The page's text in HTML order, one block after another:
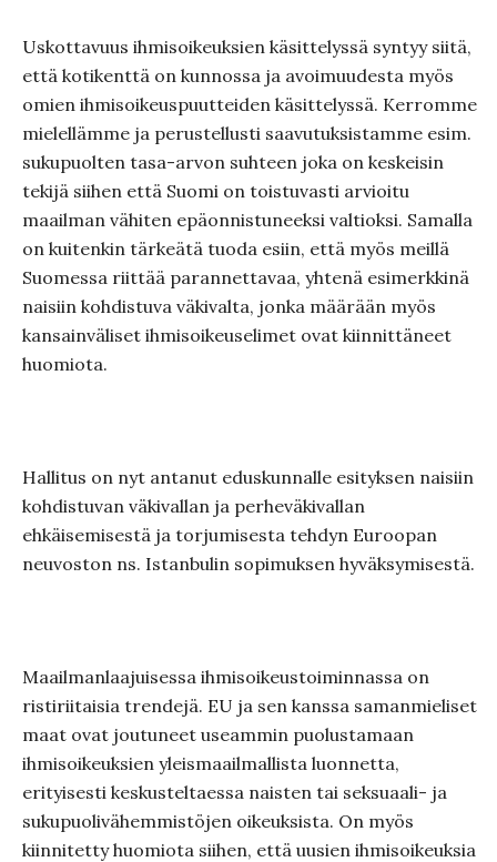
Uskottavuus ihmisoikeuksien käsittelyssä syntyy siitä,
että kotikenttä on kunnossa ja avoimuudesta myös
omien ihmisoikeuspuutteiden käsittelyssä. Kerromme
mielellämme ja perustellusti saavutuksistamme esim.
sukupuolten tasa-arvon suhteen joka on keskeisin
tekijä siihen että Suomi on toistuvasti arvioitu
maailman vähiten epäonnistuneeksi valtioksi. Samalla
on kuitenkin tärkeätä tuoda esiin, että myös meillä
Suomessa riittää parannettavaa, yhtenä esimerkkinä
naisiin kohdistuva väkivalta, jonka määrään myös
kansainväliset ihmisoikeuselimet ovat kiinnittäneet
huomiota.
Hallitus on nyt antanut eduskunnalle esityksen naisiin
kohdistuvan väkivallan ja perheväkivallan
ehkäisemisestä ja torjumisesta tehdyn Euroopan
neuvoston ns. Istanbulin sopimuksen hyväksymisestä.
Maailmanlaajuisessa ihmisoikeustoiminnassa on
ristiriitaisia trendejä. EU ja sen kanssa samanmieliset
maat ovat joutuneet useammin puolustamaan
ihmisoikeuksien yleismaailmallista luonnetta,
erityisesti keskusteltaessa naisten tai seksuaali- ja
sukupuolivähemmistöjen oikeuksista. On myös
kiinnitetty huomiota siihen, että uusien ihmisoikeuksia